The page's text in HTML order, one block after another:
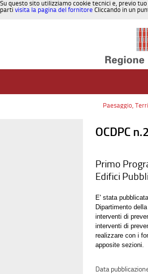
Su questo sito utilizziamo cookie tecnici e, previo
parti visita la pagina del fornitore Cliccando in un
Paesaggio,
OCDPC
Primo
Edifici
E' stata
Dipartimento
interventi di
interventi di
realizzare con i
apposite sezioni.